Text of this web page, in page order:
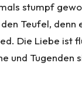
stumpf
Teufel, denn
Die Liebe ist
und